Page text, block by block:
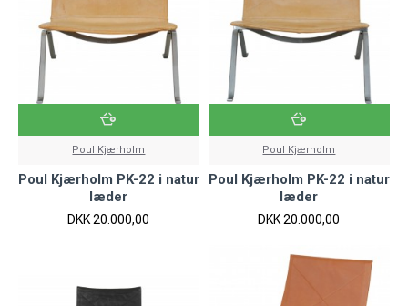
Poul Kjærholm
Poul Kjærholm PK-22 i natur
læder
DKK 20.000,00
Poul Kjærholm
Poul Kjærholm PK-22 i natur
læder
DKK 20.000,00